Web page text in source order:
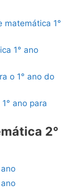
matemática 1°
1° ano
o 1° ano do
ano para
2°